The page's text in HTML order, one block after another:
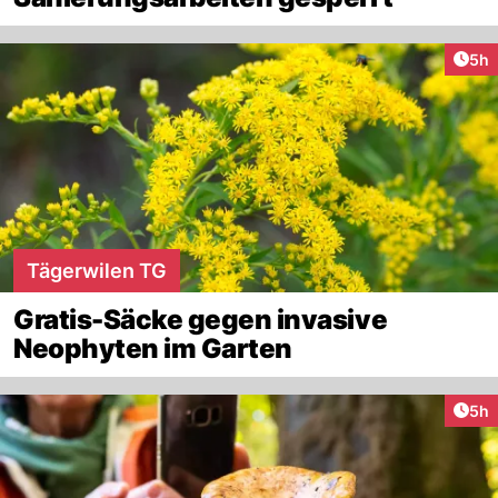
5h
Tägerwilen TG
Gratis-Säcke gegen invasive
Neophyten im Garten
5h